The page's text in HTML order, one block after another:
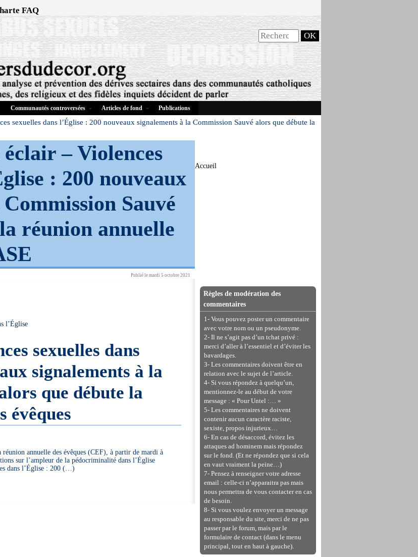
FAQ
Communautés controversées Articles de fond Publications
sexuelles dans l’Église : 200 nouveaux signalements à la Commission Sauvé alors que débute la
– Violences
: 200 nouveaux
Sauvé
réunion annuelle
Publié le mardi 5 octobre 2021
l’Église
sexuelles dans
signalements à la
que débute la
évêques
annuelle des évêques (CEF), à partir de mardi à
sur l’ampleur de la pédocriminalité dans l’Église
dans l’Église : 200 (…)
Accueil
Règles de modération des
commentaires
1- Vous pouvez poster un commentaire
avec votre nom ou un pseudonyme.
2- Il ne s’agit pas d’un tchat privé :
merci d’aller à l’essentiel et d’éviter les
bavardages.
3- Les commentaires doivent être en
relation avec le sujet de l’article.
4- Si vous répondez à quelqu’un,
mentionnez-le au début de votre
message : « Pour Untel :… »
5- Les commentaires ne doivent
contenir aucun caractère raciste,
sexiste, propos injurieux…
6- En cas de désaccord, évitez les
attaques ad hominem mais répondez
sur le fond. (Et ne répondez que si cela
en vaut vraiment la peine…)
7- Pensez à renseigner votre adresse
email : celle-ci n’apparaitra pas mais
nous permettra de vous contacter en cas
de besoin.
8- Si vous voulez envoyer un message
au responsable du site, merci de ne pas
passer par le forum, mais par le
formulaire de contact (dans le menu
principal, tout en haut à gauche).